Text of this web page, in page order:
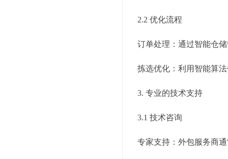
2.2 优化流程
订单处理：通过智能仓
拣选优化：利用智能算
3. 专业的技术支持
3.1 技术咨询
专家支持：外包服务商